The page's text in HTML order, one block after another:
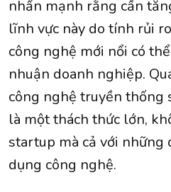
nhấn mạnh rằng cần
lĩnh vực này do tính rủi
công nghệ mới nổi có
nhuận doanh nghiệp.
công nghệ truyền thống
là một thách thức lớn,
startup mà cả với những
dụng công nghệ.